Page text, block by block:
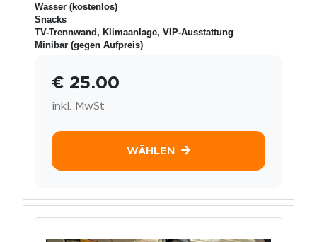
Wasser (kostenlos)
Snacks
TV-Trennwand, Klimaanlage, VIP-Ausstattung
Minibar (gegen Aufpreis)
€ 25.00
inkl. MwSt
WÄHLEN